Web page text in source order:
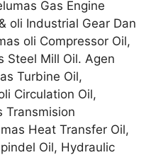
Gas Engine
oli Industrial Gear Dan
oli Compressor Oil,
Steel Mill Oil. Agen
Turbine Oil,
Circulation Oil,
Transmision
Heat Transfer Oil,
Oil, Hydraulic